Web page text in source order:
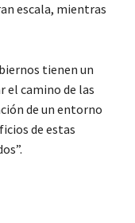
escala, mientras
tienen un
el camino de las
de un entorno
de estas